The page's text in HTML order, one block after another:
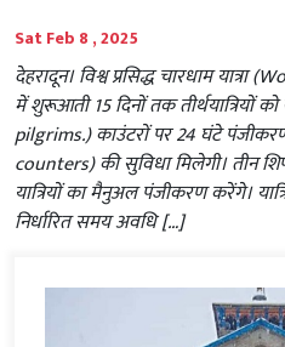
Sat Feb 8 , 2025
देहरादून। विश्व प्रसिद्ध चारधाम
में शुरूआती 15 दिनों तक तीर्थयात्रियों
pilgrims.) काउंटरों पर 24 घंटे
counters) की सुविधा मिलेगी। तीन
यात्रियों का मैनुअल पंजीकरण करेंगे।
निर्धारित समय अवधि […]